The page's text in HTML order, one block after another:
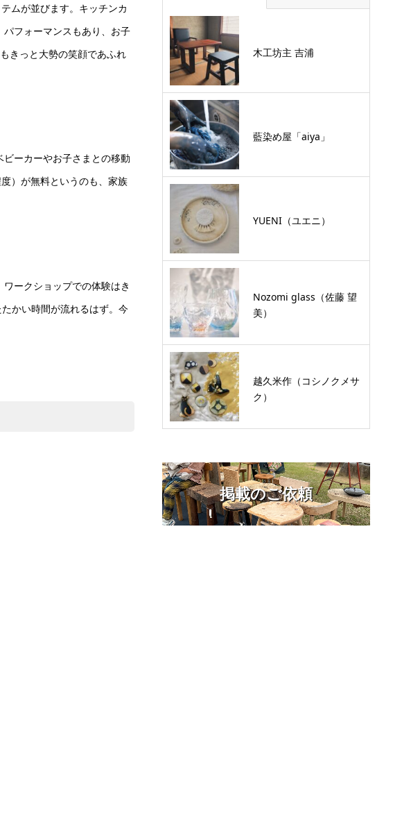
ムが並びます。キッチンカ
フォーマンスもあり、お子
きっと大勢の笑顔であふれ
ーカーやお子さまとの移動
）が無料というのも、家族
ークショップでの体験はき
かい時間が流れるはず。今
木工坊主 吉浦
藍染め屋「aiya」
YUENI（ユエニ）
Nozomi glass（佐藤 望
美）
越久米作（コシノクメサ
ク）
掲載のご依頼